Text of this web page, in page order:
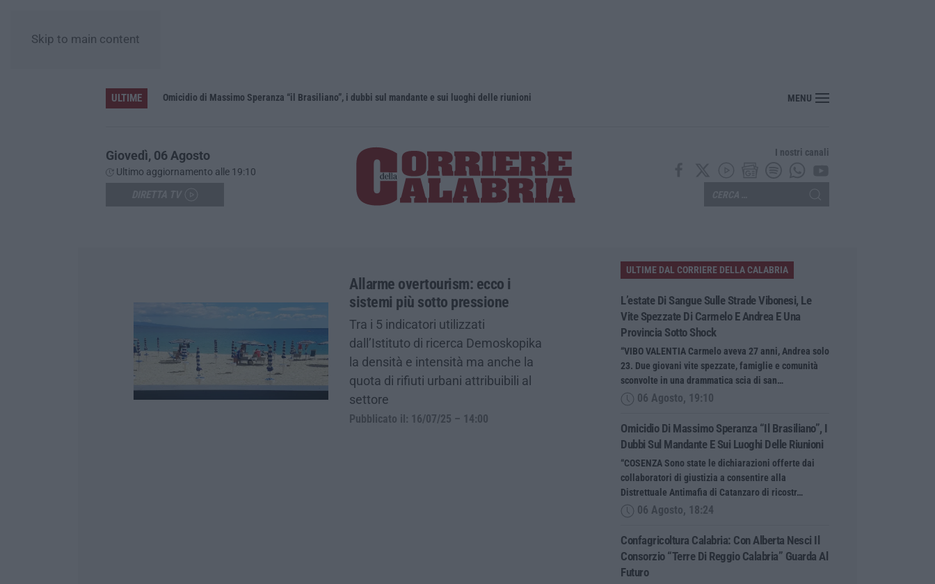
Skip to main content
ULTIME
L’estate di sangue sulle strade vibonesi, le vite spezzate di Carmelo e Andrea e una provincia sotto shock Omicidio di Massimo Speranza “il Brasiliano”, i dubbi sul mandante e sui luoghi delle riunioni MENU
Giovedì, 06 Agosto
Ultimo aggiornamento alle 19:10
I nostri canali
Allarme overtourism: ecco i
sistemi più sotto pressione
Tra i 5 indicatori utilizzati
dall’Istituto di ricerca Demoskopika
la densità e intensità ma anche la
quota di rifiuti urbani attribuibili al
settore
Pubblicato il: 16/07/25 – 14:00
ULTIME DAL CORRIERE DELLA CALABRIA
L’estate Di Sangue Sulle Strade Vibonesi, Le
Vite Spezzate Di Carmelo E Andrea E Una
Provincia Sotto Shock
“VIBO VALENTIA Carmelo aveva 27 anni, Andrea solo
23. Due giovani vite spezzate, famiglie e comunità
sconvolte in una drammatica scia di san…
06 Agosto, 19:10
Omicidio Di Massimo Speranza “il Brasiliano”, I
Dubbi Sul Mandante E Sui Luoghi Delle Riunioni
“COSENZA Sono state le dichiarazioni offerte dai
collaboratori di giustizia a consentire alla
Distrettuale Antimafia di Catanzaro di ricostr…
06 Agosto, 18:24
Confagricoltura Calabria: Con Alberta Nesci Il
Consorzio “Terre Di Reggio Calabria” Guarda Al
Futuro